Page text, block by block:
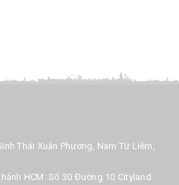
Thái Xuân Phương, Nam Từ Liêm,
HCM: Số 30 Đường 10 Cityland